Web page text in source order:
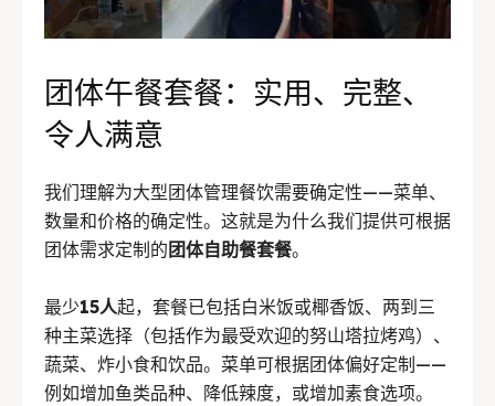
团体午餐套餐：实用、完整、
令人满意
我们理解为大型团体管理餐饮需要确定性——菜单、
数量和价格的确定性。这就是为什么我们提供可根据
团体需求定制的团体自助餐套餐。
最少15人起，套餐已包括白米饭或椰香饭、两到三
种主菜选择（包括作为最受欢迎的努山塔拉烤鸡）、
蔬菜、炸小食和饮品。菜单可根据团体偏好定制——
例如增加鱼类品种、降低辣度，或增加素食选项。